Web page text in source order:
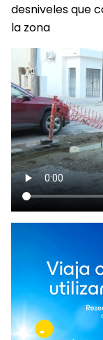
desniveles que
la zona